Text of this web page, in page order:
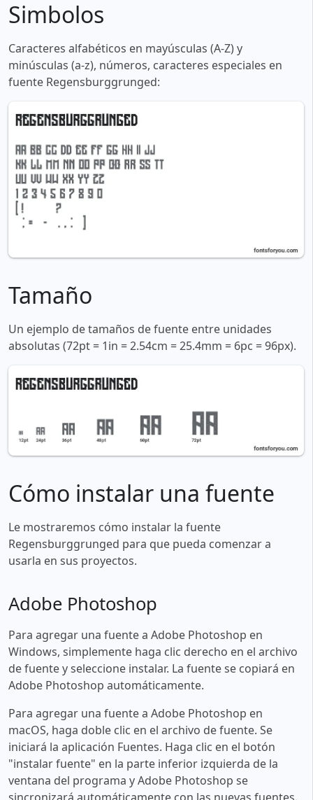
Simbolos
Caracteres alfabéticos en mayúsculas (A-Z) y
minúsculas (a-z), números, caracteres especiales en
fuente Regensburggrunged:
Tamaño
Un ejemplo de tamaños de fuente entre unidades
absolutas (72pt = 1in = 2.54cm = 25.4mm = 6pc = 96px).
Cómo instalar una fuente
Le mostraremos cómo instalar la fuente
Regensburggrunged para que pueda comenzar a
usarla en sus proyectos.
Adobe Photoshop
Para agregar una fuente a Adobe Photoshop en
Windows, simplemente haga clic derecho en el archivo
de fuente y seleccione instalar. La fuente se copiará en
Adobe Photoshop automáticamente.
Para agregar una fuente a Adobe Photoshop en
macOS, haga doble clic en el archivo de fuente. Se
iniciará la aplicación Fuentes. Haga clic en el botón
"instalar fuente" en la parte inferior izquierda de la
ventana del programa y Adobe Photoshop se